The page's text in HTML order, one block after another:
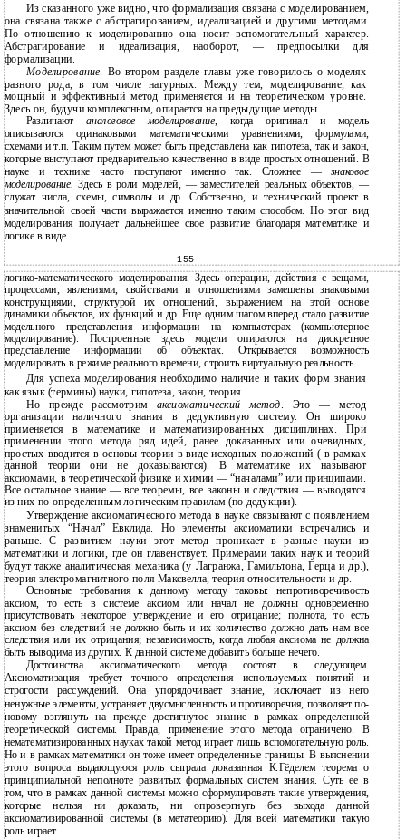
Из сказанного уже видно, что формализация связана с моделированием,
она связана также с абстрагированием, идеализацией и другими методами.
По отношению к моделированию она носит вспомогательный характер.
Абстрагирование и идеализация, наоборот, — предпосылки для
формализации.
Моделирование. Во втором разделе главы уже говорилось о моделях
разного рода, в том числе натурных. Между тем, моделирование, как
мощный и эффективный метод применяется и на теоретическом уровне.
Здесь он, будучи комплексным, опирается на предыдущие методы.
Различаютаналоговое моделирование, когда оригинал и модель
описываются одинаковыми математическими уравнениями, формулами,
схемами и т.п. Таким путем может быть представлена как гипотеза, так и закон,
которые выступают предварительно качественно в виде простых отношений. В
науке и технике часто поступают именно так. Сложнее — знаковое
моделирование.Здесь в роли моделей, — заместителей реальных объектов, —
служат числа, схемы, символы и др. Собственно, и технический проект в
значительной своей части выражается именно таким способом. Но этот вид
моделирования получает дальнейшее свое развитие благодаря математике и
логике в виде
155
логико-математического моделирования. Здесь операции, действия с вещами,
процессами, явлениями, свойствами и отношениями замещены знаковыми
конструкциями, структурой их отношений, выражением на этой основе
динамики объектов, их функций и др. Еще одним шагом вперед стало развитие
модельного представления информации на компьютерах (компьютерное
моделирование). Построенные здесь модели опираются на дискретное
представление информации об объектах. Открывается возможность
моделировать в режиме реального времени, строить виртуальную реальность.
Для успеха моделирования необходимо наличие и таких форм знания
как язык (термины) науки, гипотеза, закон, теория.
Но прежде рассмотрим аксиоматический метод. Это — метод
организации наличного знания в дедуктивную систему. Он широко
применяется в математике и математизированных дисциплинах. При
применении этого метода ряд идей, ранее доказанных или очевидных,
простых вводится в основы теории в виде исходных положений ( в рамках
данной теории они не доказываются). В математике их называют
аксиомами, в теоретической физике и химии — “началами” или принципами.
Все остальное знание — все теоремы, все законы и следствия — выводятся
из них по определенным логическим правилам (по дедукции).
Утверждение аксиоматического метода в науке связывают с появлением
знаменитых “Начал” Евклида. Но элементы аксиоматики встречались и
раньше. С развитием науки этот метод проникает в разные науки из
математики и логики, где он главенствует. Примерами таких наук и теорий
будут также аналитическая механика (у Лагранжа, Гамильтона, Герца и др.),
теория электромагнитного поля Максвелла, теория относительности и др.
Основные требования к данному методу таковы: непротиворечивость
аксиом, то есть в системе аксиом или начал не должны одновременно
присутствовать некоторое утверждение и его отрицание; полнота, то есть
аксиом без следствий не должно быть и их количество должно дать нам все
следствия или их отрицания; независимость, когда любая аксиома не должна
быть выводима из других. К данной системе добавить больше нечего.
Достоинства аксиоматического метода состоят в следующем.
Аксиоматизация требует точного определения используемых понятий и
строгости рассуждений. Она упорядочивает знание, исключает из него
ненужные элементы, устраняет двусмысленность и противоречия, позволяет по-
новому взглянуть на прежде достигнутое знание в рамках определенной
теоретической системы. Правда, применение этого метода ограничено. В
нематематизированных науках такой метод играет лишь вспомогательную роль.
Но и в рамках математики он тоже имеет определенные границы. В выяснении
этого вопроса выдающуюся роль сыграла доказанная К.Гёделем теорема о
принципиальной неполноте развитых формальных систем знания. Суть ее в
том, что в рамках данной системы можно сформулировать такие утверждения,
которые нельзя ни доказать, ни опровергнуть без выхода данной
аксиоматизированной системы (в метатеорию). Для всей математики такую
роль играет